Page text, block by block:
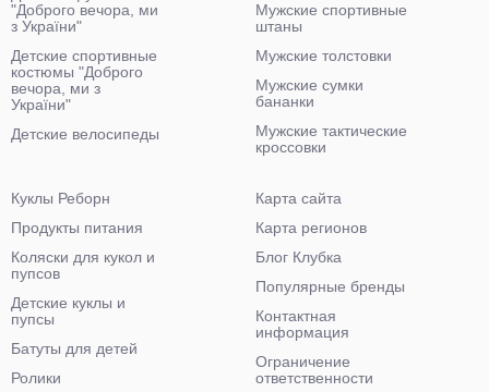
"Доброго вечора, ми
з України"
Детские спортивные
костюмы "Доброго
вечора, ми з
України"
Детские велосипеды
Мужские спортивные
штаны
Мужские толстовки
Мужские сумки
бананки
Мужские тактические
кроссовки
Куклы Реборн
Продукты питания
Коляски для кукол и
пупсов
Детские куклы и
пупсы
Батуты для детей
Ролики
Карта сайта
Карта регионов
Блог Клубка
Популярные бренды
Контактная
информация
Ограничение
ответственности